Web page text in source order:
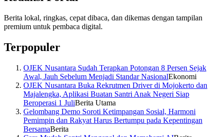
Berita lokal, ringkas, cepat dibaca, dan dikemas dengan tampilan
premium untuk pembaca digital.
Terpopuler
OJEK Nusantara Sudah Terapkan Potongan 8 Persen Sejak
Awal, Jauh Sebelum Menjadi Standar NasionalEkonomi
OJEK Nusantara Buka Rekrutmen Driver di Mojokerto dan
Majalengka, Aplikasi Buatan Santri Anak Negeri Siap
Beroperasi 1 JuliBerita Utama
Gelombang Demo Soroti Ketimpangan Sosial, Harmoni
Pemimpin dan Rakyat Harus Bertumpu pada Kepentingan
BersamaBerita